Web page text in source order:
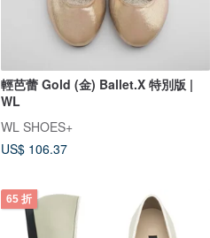
輕芭蕾 Gold (金) Ballet.X 特別版 |
WL
WL SHOES+
US$ 106.37
65 折